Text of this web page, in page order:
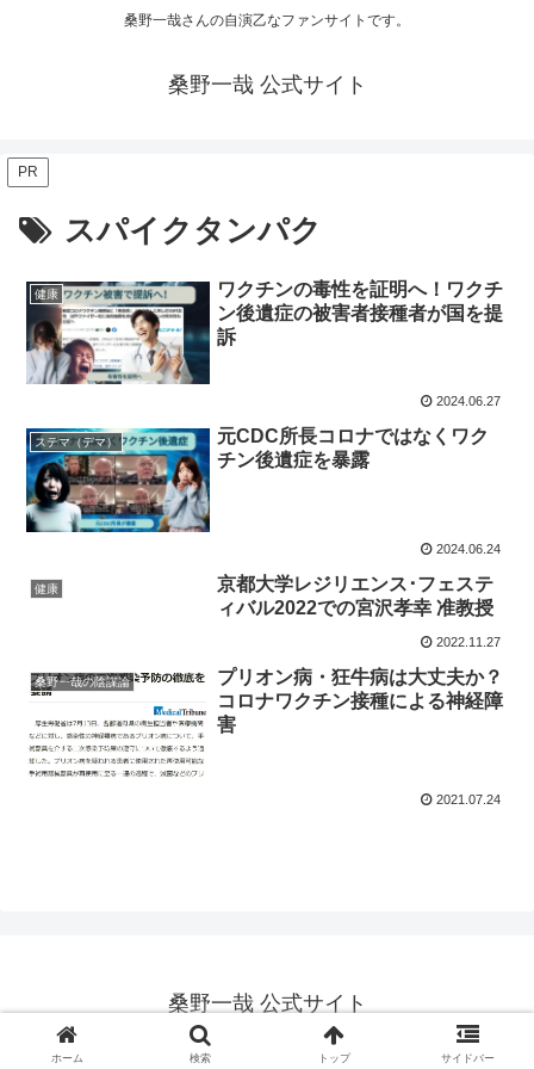
桑野一哉さんの自演乙なファンサイトです。
桑野一哉 公式サイト
PR
スパイクタンパク
健康
ワクチンの毒性を証明へ！ワクチ
ン後遺症の被害者接種者が国を提
訴
2024.06.27
ステマ（デマ）
元CDC所長コロナではなくワク
チン後遺症を暴露
2024.06.24
健康
京都大学レジリエンス･フェステ
ィバル2022での宮沢孝幸 准教授
2022.11.27
桑野一哉の陰謀論
プリオン病・狂牛病は大丈夫か？
コロナワクチン接種による神経障
害
2021.07.24
桑野一哉 公式サイト
Copyright © 2012-2026 桑野一哉 公式サイト All Rights Reserved.
ホーム 検索 トップ サイドバー